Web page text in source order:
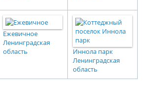
Ежевичное
Ленинградская
область
Иннола парк
Ленинградская
область